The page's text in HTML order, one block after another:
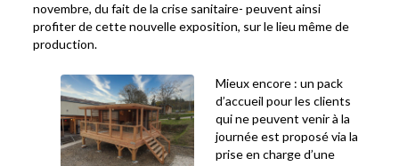
novembre, du fait de la crise sanitaire- peuvent ainsi
profiter de cette nouvelle exposition, sur le lieu même de
production.
Mieux encore : un pack
d’accueil pour les clients
qui ne peuvent venir à la
journée est proposé via la
prise en charge d’une